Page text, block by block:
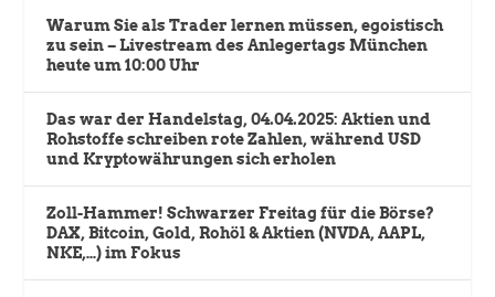
Warum Sie als Trader lernen müssen, egoistisch
zu sein – Livestream des Anlegertags München
heute um 10:00 Uhr
Das war der Handelstag, 04.04.2025: Aktien und
Rohstoffe schreiben rote Zahlen, während USD
und Kryptowährungen sich erholen
Zoll-Hammer! Schwarzer Freitag für die Börse?
DAX, Bitcoin, Gold, Rohöl & Aktien (NVDA, AAPL,
NKE,…) im Fokus